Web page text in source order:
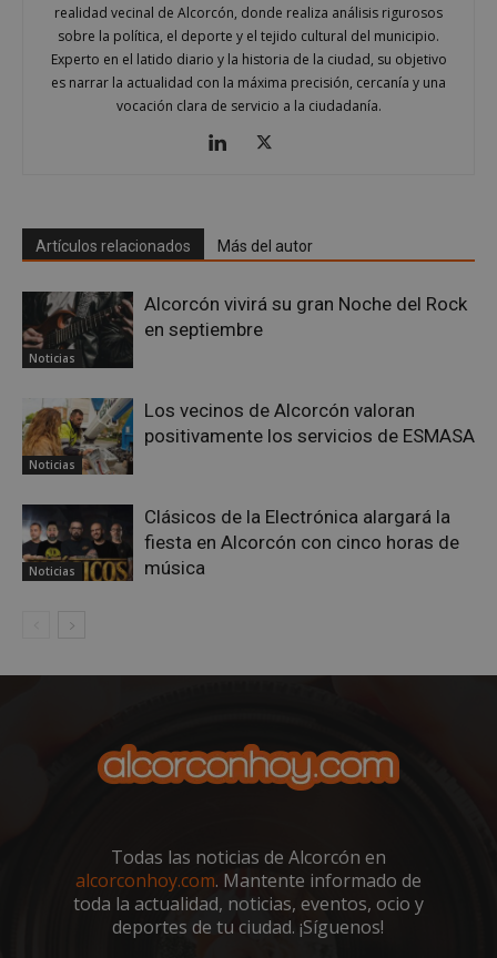
realidad vecinal de Alcorcón, donde realiza análisis rigurosos
sobre la política, el deporte y el tejido cultural del municipio.
Experto en el latido diario y la historia de la ciudad, su objetivo
es narrar la actualidad con la máxima precisión, cercanía y una
vocación clara de servicio a la ciudadanía.
Artículos relacionados Más del autor
Noticias
Alcorcón vivirá su gran Noche del Rock
en septiembre
Noticias
Los vecinos de Alcorcón valoran
positivamente los servicios de ESMASA
Noticias
Clásicos de la Electrónica alargará la
fiesta en Alcorcón con cinco horas de
música
Todas las noticias de Alcorcón en
alcorconhoy.com. Mantente informado de
toda la actualidad, noticias, eventos, ocio y
deportes de tu ciudad. ¡Síguenos!
Nombre
Proveedor/
Dominio
PHPSESSID
PHP.net
alcorconhoy.com
Sesión
AWSALBCORS
Amazon.com
Inc.
embed.bsky.app
1 semana
sp_landing
.spotify.com
Privacy Policy